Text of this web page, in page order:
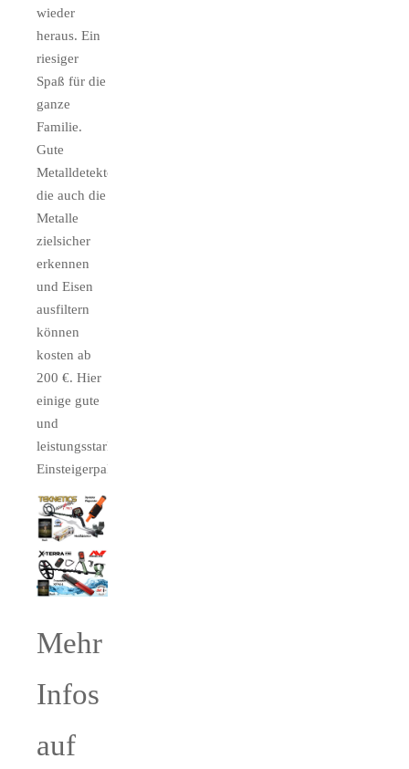
wieder
heraus. Ein
riesiger
Spaß für die
ganze
Familie.
Gute
Metalldetektoren
die auch die
Metalle
zielsicher
erkennen
und Eisen
ausfiltern
können
kosten ab
200 €. Hier
einige gute
und
leistungsstarke
Einsteigerpakete:
Mehr
Infos
auf